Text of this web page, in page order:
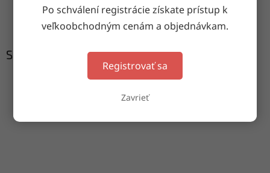
Po schválení registrácie získate prístup k
veľkoobchodným cenám a objednávkam.
Registrovať sa
Zavrieť
Garancia doručenia
nepoškodeného tovaru
Súvisiaci tovar